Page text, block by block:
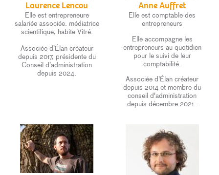
Laurence Lencou
Elle est entrepreneure
salariée associée. médiatrice
scientifique, habite Vitré.
Associée d’Élan créateur
depuis 2017, présidente du
Conseil d’administration
depuis 2024.
Anne Auffret
Elle est comptable des
entrepreneurs
Elle accompagne les
entrepreneurs au quotidien
pour le suivi de leur
comptabilité.
Associée d'Élan créateur
depuis 2014 et membre du
conseil d'administration
depuis décembre 2021..